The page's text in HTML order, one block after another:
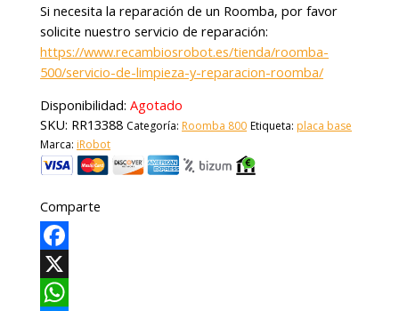
Si necesita la reparación de un Roomba, por favor
solicite nuestro servicio de reparación:
https://www.recambiosrobot.es/tienda/roomba-
500/servicio-de-limpieza-y-reparacion-roomba/
Disponibilidad: Agotado
SKU: RR13388 Categoría: Roomba 800 Etiqueta: placa base
Marca: iRobot
Comparte
Facebook
X